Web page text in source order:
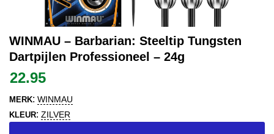
WINMAU – Barbarian: Steeltip Tungsten
Dartpijlen Professioneel – 24g
22.95
MERK: WINMAU
KLEUR: ZILVER